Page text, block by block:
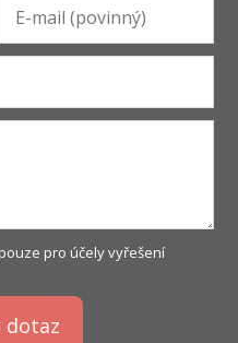
pro účely vyřešení
dotaz